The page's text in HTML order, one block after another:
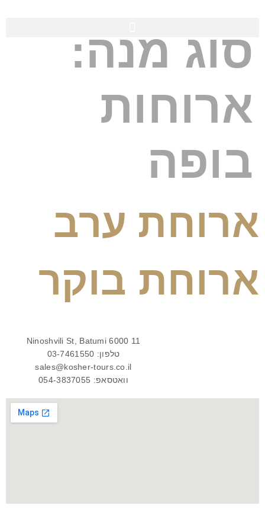
סוג מנה:
ארוחות
בופה
ארוחת ערב
ארוחת בוקר
11 Ninoshvili St, Batumi 6000
טלפון: 03-7461550
sales@kosher-tours.co.il
וואטסאפ: 054-3837055